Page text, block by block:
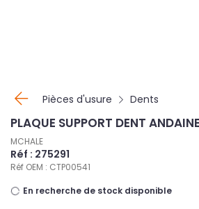
Pièces d'usure Dents
PLAQUE SUPPORT DENT
MCHALE
Réf : 275291
Réf OEM : CTP00541
En recherche de stock disponible